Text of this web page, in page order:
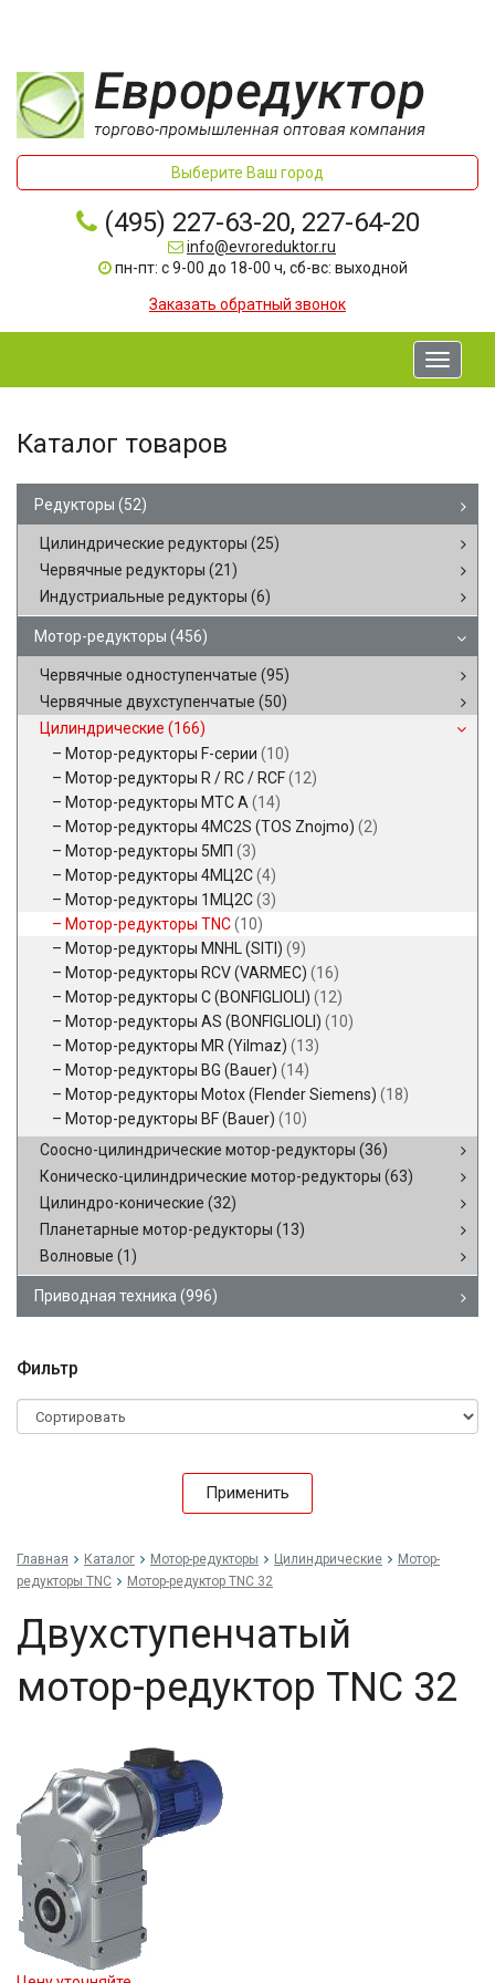
Выберите Ваш город
(495) 227-63-20, 227-64-20
info@evroreduktor.ru
пн-пт: с 9-00 до 18-00 ч, сб-вс: выходной
Заказать обратный звонок
Toggle
Каталог товаров
Редукторы (52)
Цилиндрические редукторы (25)
Червячные редукторы (21)
Индустриальные редукторы (6)
Мотор-редукторы (456)
Червячные одноступенчатые (95)
Червячные двухступенчатые (50)
Цилиндрические (166)
Мотор-редукторы F-серии (10)
Мотор-редукторы R / RC / RCF(12)
Мотор-редукторы MTC A (14)
Мотор-редукторы 4MC2S (TOS Znojmo) (2)
Мотор-редукторы 5МП (3)
Мотор-редукторы 4МЦ2С(4)
Мотор-редукторы 1МЦ2С(3)
Мотор-редукторы TNC(10)
Мотор-редукторы MNHL (SITI) (9)
Мотор-редукторы RCV (VARMEC) (16)
Мотор-редукторы C (BONFIGLIOLI) (12)
Мотор-редукторы AS (BONFIGLIOLI) (10)
Мотор-редукторы MR (Yilmaz) (13)
Мотор-редукторы BG (Bauer) (14)
Мотор-редукторы Motox (Flender Siemens) (18)
Мотор-редукторы BF (Bauer) (10)
Соосно-цилиндрические мотор-редукторы (36)
Коническо-цилиндрические мотор-редукторы (63)
Цилиндро-конические (32)
Планетарные мотор-редукторы (13)
Волновые (1)
Приводная техника (996)
Фильтр
Применить
Главная Каталог Мотор-редукторы Цилиндрические
Мотор-
редукторы TNC
Мотор-редуктор TNC 32
Двухступенчатый
мотор-редуктор TNC 32